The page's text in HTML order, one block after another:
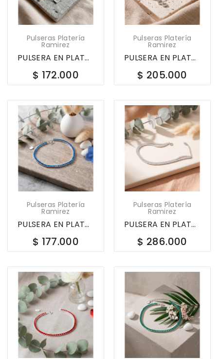
Pulseras Platería
Ramirez
PULSERA EN PLATA LEY 925 CORAZONES CALADOS CON...
$ 172.000
Pulseras Platería
Ramirez
PULSERA EN PLATA LEY 925 TENIS INFINITO CON...
$ 205.000
Pulseras Platería
Ramirez
PULSERA EN PLATA LEY 925 TENIS CON CIRCONES 610160
$ 177.000
Pulseras Platería
Ramirez
PULSERA EN PLATA LEY 925 TENIS DOBLE CON...
$ 286.000